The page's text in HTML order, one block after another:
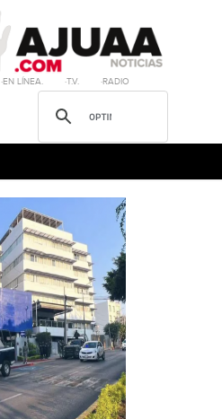
·EN LÍNEA. ·T.V. ·RADIO